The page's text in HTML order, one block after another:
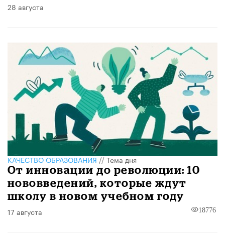
28 августа
КАЧЕСТВО ОБРАЗОВАНИЯ//Тема дня
От инновации до революции: 10
нововведений, которые ждут
школу в новом учебном году
17 августа 18776